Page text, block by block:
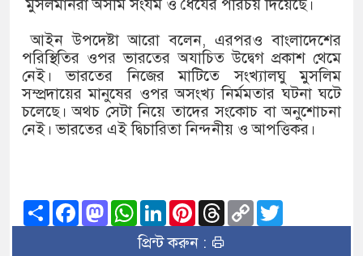
হামের উপসর্গে আরও ৬ প্রাণহানি,
অবশেষে পদত্যাগ করলেন ভারতের
জামায়াত ফেরেশতাদের দল নয়,
মুসলমানরা অসীম সংযম ও ধৈর্যের পরিচয় দিয়েছে।
আইন উপদেষ্টা আরো বলেন, এরপরও বাংলাদেশের
পরিস্থিতির ওপর ভারতের অযাচিত উদ্বেগ প্রকাশ থেমে
নেই। ভারতের নিজের মাটিতে সংখ্যালঘু মুসলিম
সম্প্রদায়ের মানুষের ওপর অসংখ্য নির্মমতার ঘটনা ঘটে
চলেছে। অথচ সেটা নিয়ে তাদের সংকোচ বা অনুশোচনা
নেই। ভারতের এই দ্বিচারিতা নিন্দনীয় ও আপত্তিকর।
ShareFacebook
Mastodon
WhatsApp
LinkedInPinterest
Threads
Copy
Link
প্রিন্ট করুন :